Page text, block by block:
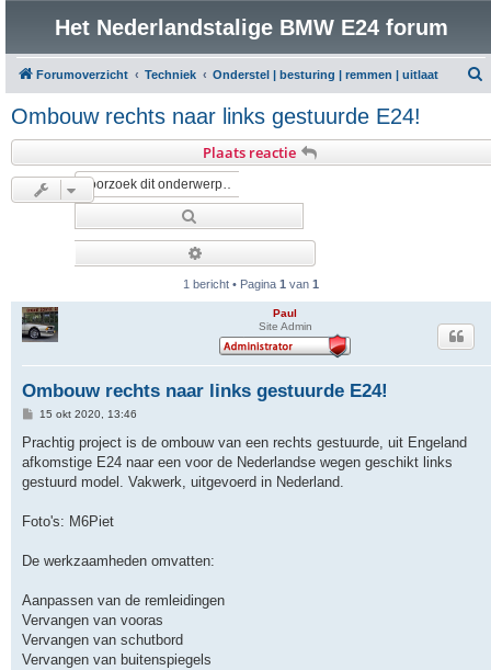
Het Nederlandstalige BMW E24 forum
Forumoverzicht Techniek Onderstel | besturing | remmen | uitlaat
Ombouw rechts naar links gestuurde E24!
Plaats reactie
1 bericht • Pagina 1 van 1
Paul
Site Admin
Ombouw rechts naar links gestuurde E24!
B
r
c
h
15 okt 2020, 13:46
Prachtig project is de ombouw van een rechts gestuurde, uit Engeland
afkomstige E24 naar een voor de Nederlandse wegen geschikt links
gestuurd model. Vakwerk, uitgevoerd in Nederland.
Foto's: M6Piet
De werkzaamheden omvatten:
Aanpassen van de remleidingen
Vervangen van vooras
Vervangen van schutbord
Vervangen van buitenspiegels